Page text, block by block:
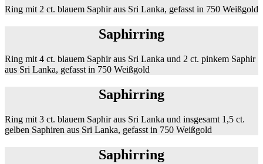
Ring mit 2 ct. blauem Saphir aus Sri Lanka, gefasst in 750 Weißgold
Saphirring
Ring mit 4 ct. blauem Saphir aus Sri Lanka und 2 ct. pinkem Saphir
aus Sri Lanka, gefasst in 750 Weißgold
Saphirring
Ring mit 3 ct. blauem Saphir aus Sri Lanka und insgesamt 1,5 ct.
gelben Saphiren aus Sri Lanka, gefasst in 750 Weißgold
Saphirring